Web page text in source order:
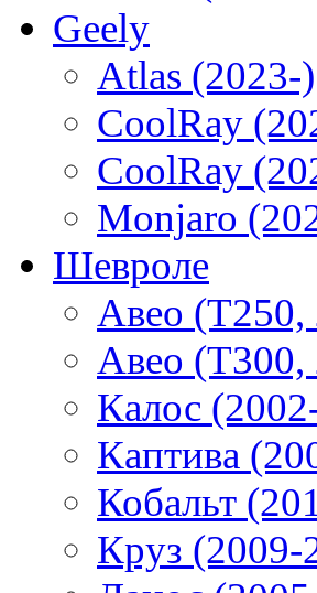
Geely
Atlas (2023-)
CoolRay
CoolRay
Monjaro
Шевроле
Авео (T250,
Авео (T300,
Калос
Каптива
Кобальт
Круз (2009-